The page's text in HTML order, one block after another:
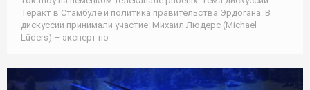
Теракт в Стамбуле и политика правительства Эрдогана. В
дискуссии принимали участие: Михаил Людерс (Michael
Lüders) – эксперт по